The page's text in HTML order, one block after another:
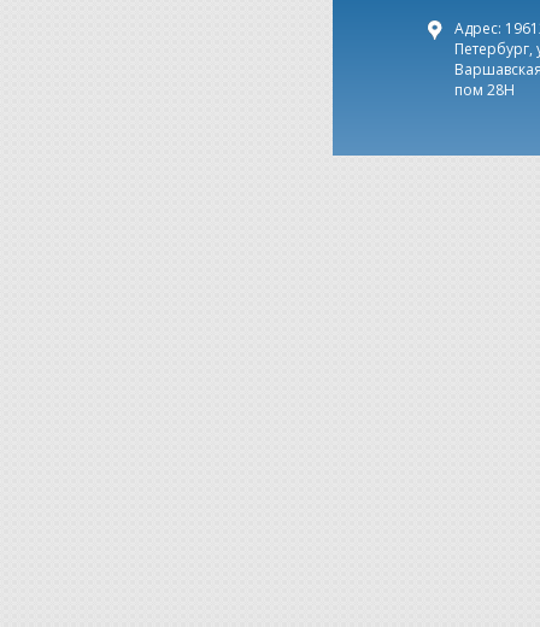
Адрес:
Петербург,
пом 28Н